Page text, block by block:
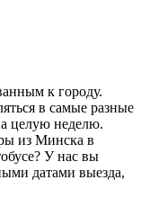
к городу.
в самые разные
целую неделю.
из Минска в
У нас вы
датами выезда,